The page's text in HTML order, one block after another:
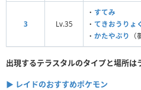
3 Lv.35
・ すてみ
・ てきおうりょ
・ かたやぶり （
出現するテラスタルのタイプと場所は
▶ レイドのおすすめポケモン